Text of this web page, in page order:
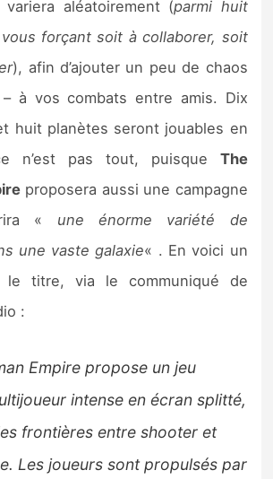
jeux Switch 2
aléatoirement (parmi huit
forçant soit à collaborer, soit
), afin d’ajouter un peu de chaos
– à vos combats entre amis. Dix
huit planètes seront jouables en
n’est pas tout, puisque The
proposera aussi une campagne
« une énorme variété de
une vaste galaxie« . En voici un
titre, via le communiqué de
:
Empire propose un jeu
intense en écran splitté,
frontières entre shooter et
Les joueurs sont propulsés par